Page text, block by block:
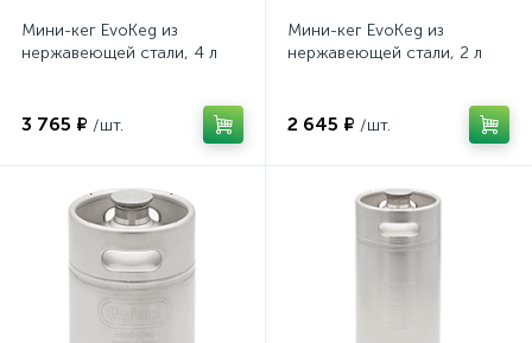
Мини-кег EvoKeg из
нержавеющей стали, 4 л
3 765 ₽ /шт.
Мини-кег EvoKeg из
нержавеющей стали, 2 л
2 645 ₽ /шт.